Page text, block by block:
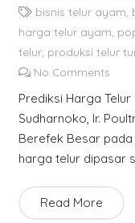
bisnis telur ayam,
harga telur ayam,
telur, produksi telur
No Comments
Prediksi Harga
Sudharnoko, Ir.
Berefek Besar pada
harga telur dipasar
Read More